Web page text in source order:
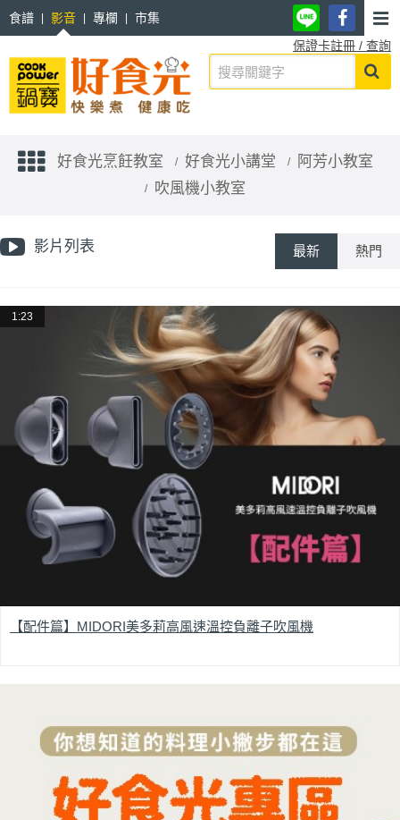
食譜 影音 專欄
市集
保證卡註冊 / 查詢
好食光烹飪教室 好食光小講堂
阿芳小教室
吹風機小教室
影片列表 最新 熱門
1:23
【配件篇】MIDORI美多莉高風速溫控負離子吹風機